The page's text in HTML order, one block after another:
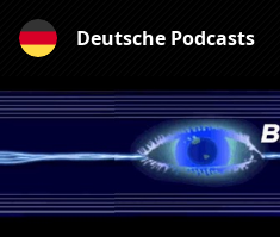
Deutsche Podcasts